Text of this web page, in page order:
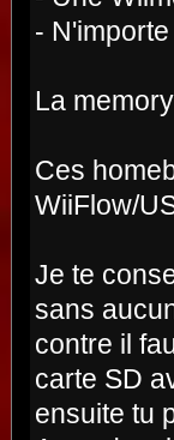
-
La
Ces
WiiFlow/
Je te
sans
contre il
carte SD
ensuite tu